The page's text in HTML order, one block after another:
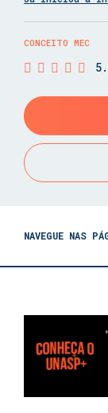
CONCEITO MEC
NAVEGUE NAS